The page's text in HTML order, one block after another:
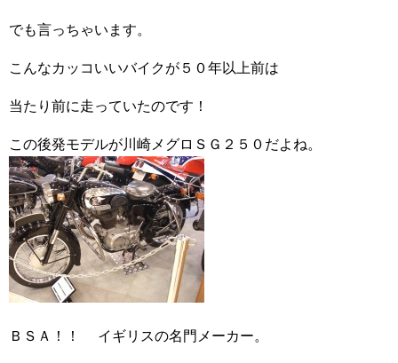
でも言っちゃいます。
こんなカッコいいバイクが５０年以上前は
当たり前に走っていたのです！
この後発モデルが川崎メグロＳＧ２５０だよね。
ＢＳＡ！！ イギリスの名門メーカー。